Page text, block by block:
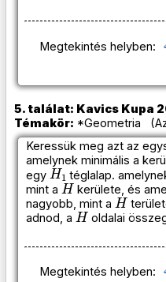
Megtekintés helyben:
5. találat: Kavics Kupa
Témakör: *Geometria
Keressük meg azt az
amelynek minimális a
egy
H1
téglalap.
mint a
H
kerülete, és
nagyobb, mint a
H
adnod, a
H
oldalai
Megtekintés helyben: